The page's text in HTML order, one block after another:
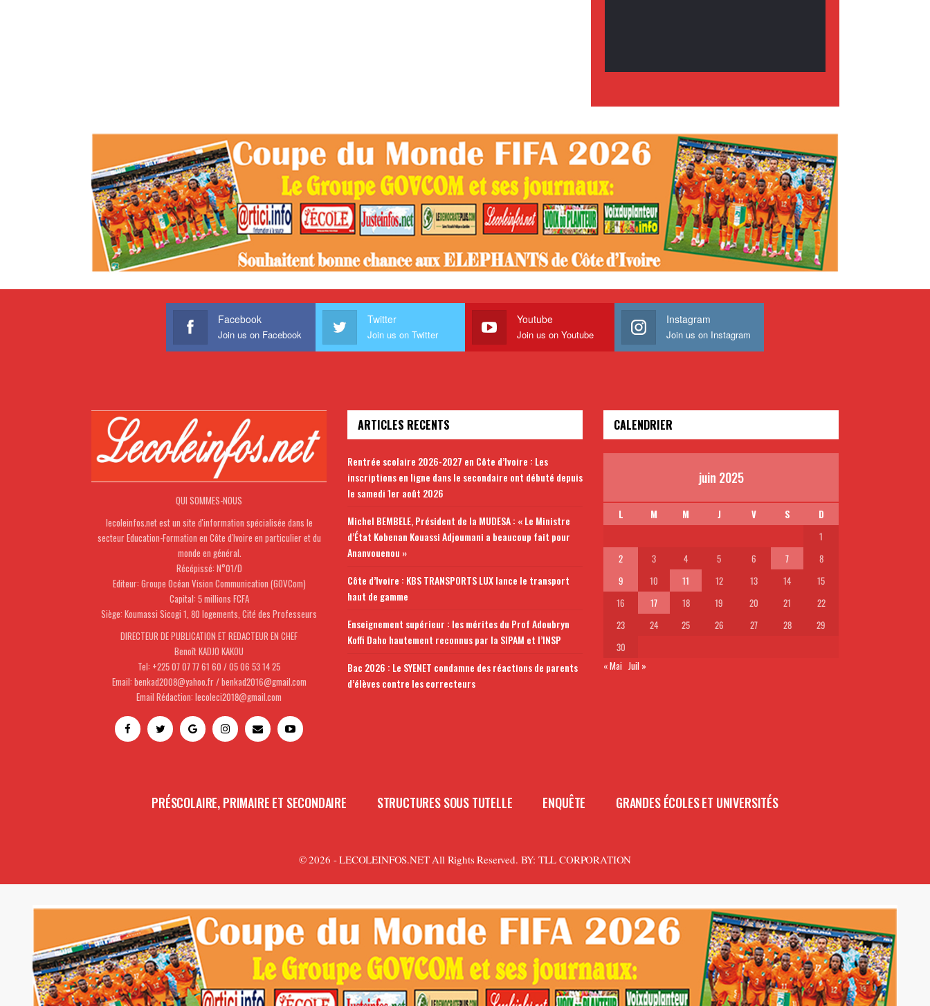
Facebook
Join us on Facebook
Twitter
Join us on Twitter
Youtube
Join us on Youtube
Instagram
Join us on Instagram
QUI SOMMES-NOUS
lecoleinfos.net est un site d'information spécialisée dans le
secteur Education-Formation en Côte d'Ivoire en particulier et du
monde en général.
Récépissé: N°01/D
Editeur: Groupe Océan Vision Communication (GOVCom)
Capital: 5 millions FCFA
Siège: Koumassi Sicogi 1, 80 logements, Cité des Professeurs
DIRECTEUR DE PUBLICATION ET REDACTEUR EN CHEF
Benoît KADJO KAKOU
Tel: +225 07 07 77 61 60 / 05 06 53 14 25
Email: benkad2008@yahoo.fr / benkad2016@gmail.com
Email Rédaction: lecoleci2018@gmail.com
ARTICLES RECENTS
Rentrée scolaire 2026-2027 en Côte d’Ivoire : Les
inscriptions en ligne dans le secondaire ont débuté depuis
le samedi 1er août 2026
Michel BEMBELE, Président de la MUDESA : « Le Ministre
d’État Kobenan Kouassi Adjoumani a beaucoup fait pour
Ananvouenou »
Côte d’Ivoire : KBS TRANSPORTS LUX lance le transport
haut de gamme
Enseignement supérieur : les mérites du Prof Adoubryn
Koffi Daho hautement reconnus par la SIPAM et l’INSP
Bac 2026 : Le SYENET condamne des réactions de parents
d’élèves contre les correcteurs
CALENDRIER
juin 2025
L M M J V S
D
1
2
3 4 5 6 7
8
9
10 11 12 13 14
15
16
17 18 19 20 21
22
23
24 25 26 27 28
29
30
« Mai Juil »
PRÉSCOLAIRE, PRIMAIRE ET SECONDAIRE STRUCTURES SOUS TUTELLE ENQUÊTE GRANDES ÉCOLES ET UNIVERSITÉS
© 2026 - LECOLEINFOS.NET All Rights Reserved. BY: TLL CORPORATION